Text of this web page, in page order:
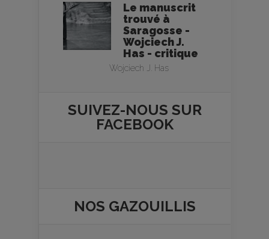
Le manuscrit
trouvé à
Saragosse -
Wojciech J.
Has - critique
Wojciech J. Has
SUIVEZ-NOUS SUR
FACEBOOK
NOS GAZOUILLIS